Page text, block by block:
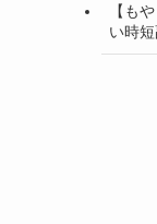
【も
い時短